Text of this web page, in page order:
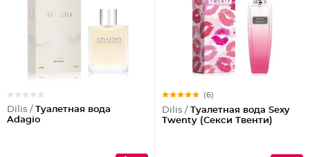
Dilis / Туалетная вода
Adagio
(6)
Dilis / Туалетная вода Sexy
Twenty (Секси Твенти)